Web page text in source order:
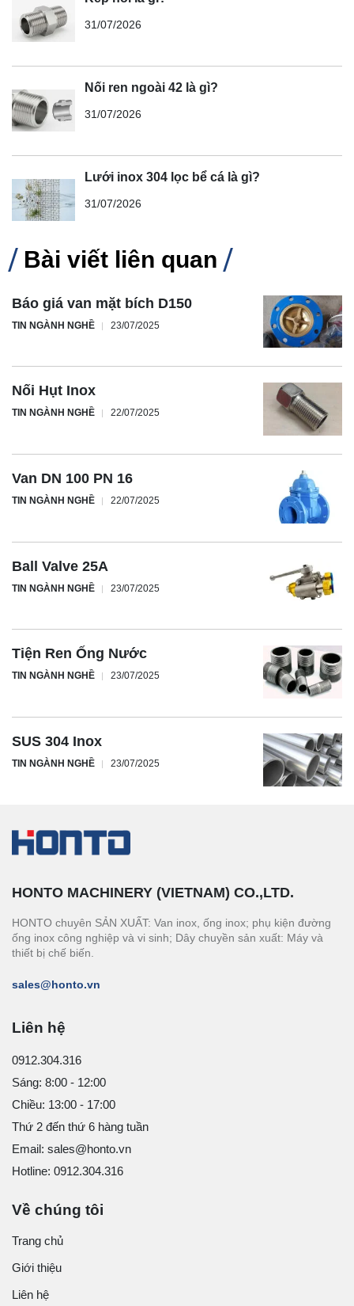
31/07/2026
Nối ren ngoài 42 là gì?
31/07/2026
Lưới inox 304 lọc bể cá là gì?
31/07/2026
Bài viết liên quan
Báo giá van mặt bích D150
TIN NGÀNH NGHỀ 23/07/2025
Nối Hụt Inox
TIN NGÀNH NGHỀ 22/07/2025
Van DN 100 PN 16
TIN NGÀNH NGHỀ 22/07/2025
Ball Valve 25A
TIN NGÀNH NGHỀ 23/07/2025
Tiện Ren Ống Nước
TIN NGÀNH NGHỀ 23/07/2025
SUS 304 Inox
TIN NGÀNH NGHỀ 23/07/2025
HONTO MACHINERY (VIETNAM) CO.,LTD.
HONTO chuyên SẢN XUẤT: Van inox, ống inox; phụ kiện đường
ống inox công nghiệp và vi sinh; Dây chuyền sản xuất: Máy và
thiết bị chế biến.
sales@honto.vn
Liên hệ
0912.304.316
Sáng: 8:00 - 12:00
Chiều: 13:00 - 17:00
Thứ 2 đến thứ 6 hàng tuần
Email: sales@honto.vn
Hotline: 0912.304.316
Về chúng tôi
Trang chủ
Giới thiệu
Liên hệ